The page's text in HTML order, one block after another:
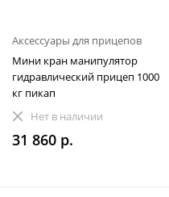
Аксессуары для прицепов
Мини кран манипулятор
гидравлический прицеп 1000
кг пикап
Нет в наличии
31 860 р.